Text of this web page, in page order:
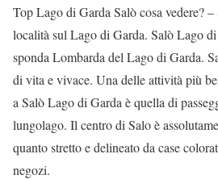
Top Lago di Garda Salò cosa vedere?
località sul Lago di Garda. Salò Lago
sponda Lombarda del Lago di Garda.
di vita e vivace. Una delle attività più
a Salò Lago di Garda è quella di
lungolago. Il centro di Salo è
quanto stretto e delineato da case
negozi.